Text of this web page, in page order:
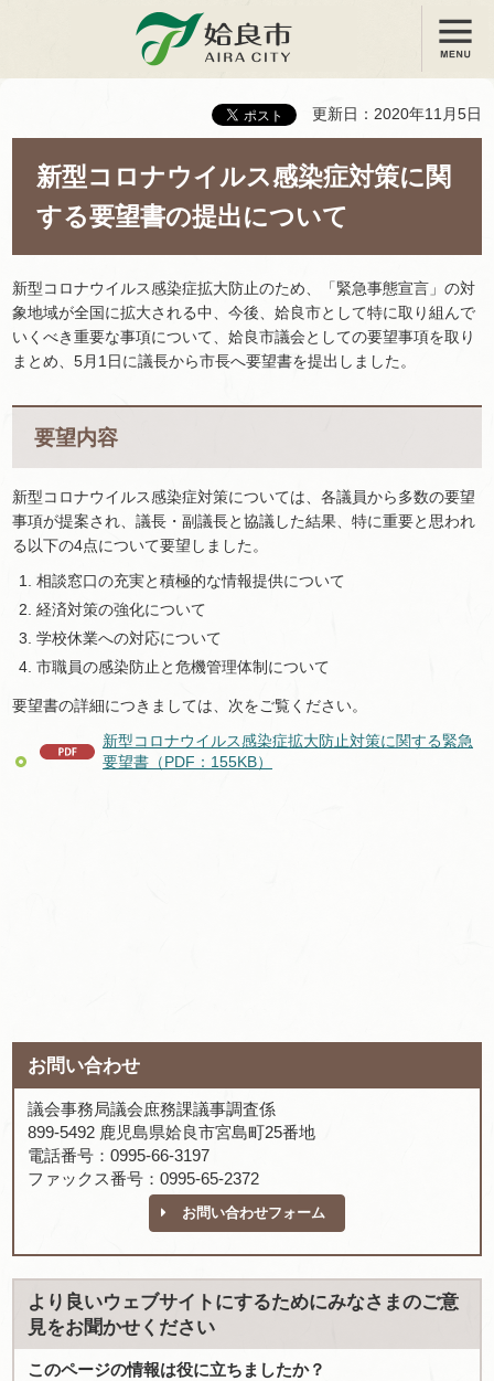
姶良市 メニュー
更新日：2020年11月5日
新型コロナウイルス感染症対策に関
する要望書の提出について
新型コロナウイルス感染症拡大防止のため、「緊急事態宣言」の対
象地域が全国に拡大される中、今後、姶良市として特に取り組んで
いくべき重要な事項について、姶良市議会としての要望事項を取り
まとめ、5月1日に議長から市長へ要望書を提出しました。
要望内容
新型コロナウイルス感染症対策については、各議員から多数の要望
事項が提案され、議長・副議長と協議した結果、特に重要と思われ
る以下の4点について要望しました。
相談窓口の充実と積極的な情報提供について
経済対策の強化について
学校休業への対応について
市職員の感染防止と危機管理体制について
要望書の詳細につきましては、次をご覧ください。
新型コロナウイルス感染症拡大防止対策に関する緊急
要望書（PDF：155KB）
お問い合わせ
議会事務局議会庶務課議事調査係
899-5492 鹿児島県姶良市宮島町25番地
電話番号：0995-66-3197
ファックス番号：0995-65-2372
お問い合わせフォーム
より良いウェブサイトにするためにみなさまのご意
見をお聞かせください
このページの情報は役に立ちましたか？